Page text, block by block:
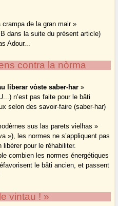
de la gran mair »
dans la suite du présent article)
Adour...
contra la nòrma
liberar vòste saber-har »
n’est pas faite pour le bâti
selon des savoir-faire (saber-har)
sus las parets vielhas »
»), les normes ne s’appliquent pas
libérer pour le réhabiliter.
combien les normes énergétiques
le bâti ancien, et passent
vintau ! »